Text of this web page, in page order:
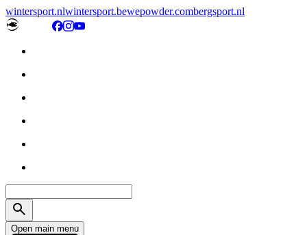
wintersport.nlwintersport.bewepowder.combergsport.nl
Open main menu